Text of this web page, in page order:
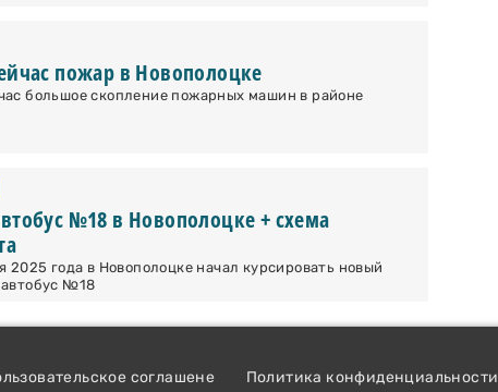
пожар в Новополоцке
большое скопление пожарных машин в районе
№18 в Новополоцке + схема
2025 года в Новополоцке начал курсировать новый
автобус №18
соглашене Политика конфиденциальности